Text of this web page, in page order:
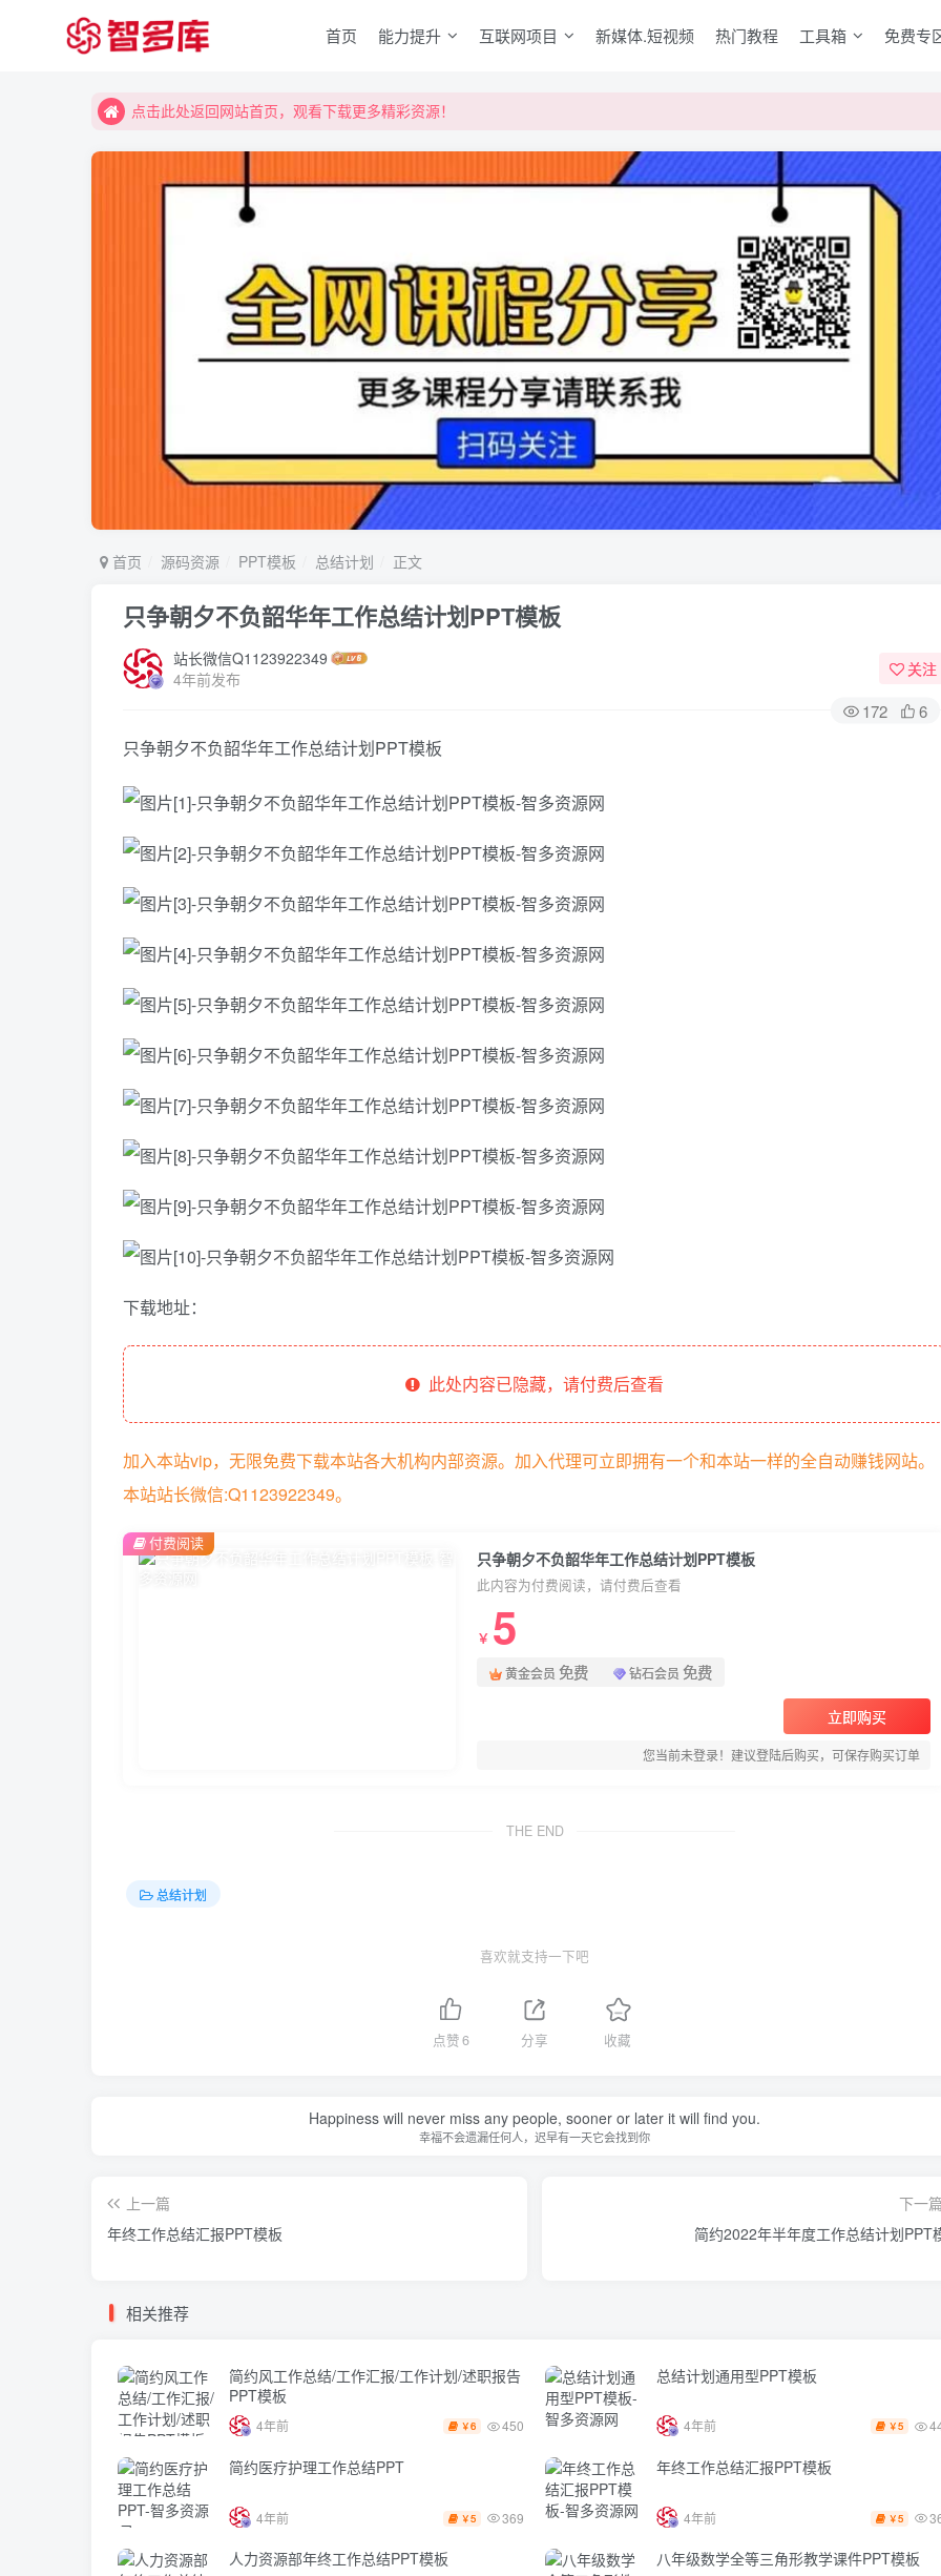
首页 能力提升 互联网项目 新媒体.短视频 热门教程 工具箱 免费专
点击此处返回网站首页，观看下载更多精彩资源！
点击此处返回网站首页，观看下载更多精彩资源！
首页 源码资源 PPT模板 总结计划 正文
只争朝夕不负韶华年工作总结计划PPT模板
站长微信Q1123922349
4年前发布
关注
172 6
只争朝夕不负韶华年工作总结计划PPT模板
下载地址：
此处内容已隐藏，请付费后查看
加入本站vip，无限免费下载本站各大机构内部资源。加入代理可立即拥有一个和本站一样的全自动赚钱网站。
本站站长微信:Q1123922349。
只争朝夕不负韶华年工作总结计划PPT模板
此内容为付费阅读，请付费后查看
￥ 5
黄金会员 免费 钻石会员 免费
立即购买
您当前未登录！建议登陆后购买，可保存购买订单
付费阅读
THE END
总结计划
喜欢就支持一下吧
点赞6 分享 收藏
Happiness will never miss any people, sooner or later it will find you.
幸福不会遗漏任何人，迟早有一天它会找到你
上一篇
年终工作总结汇报PPT模板
下一篇
简约2022年半年度工作总结计划PPT
相关推荐
简约风工作总结/工作汇报/工作计划/述职报告
PPT模板
4年前 ￥6 450
总结计划通用型PPT模板
4年前 ￥5
简约医疗护理工作总结PPT
4年前 ￥5 369
年终工作总结汇报PPT模板
4年前 ￥5
人力资源部年终工作总结PPT模板 八年级数学全等三角形教学课件PPT模板